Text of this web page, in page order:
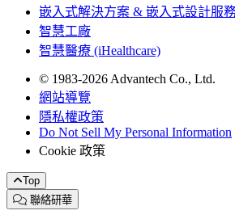
嵌入式解決方案 & 嵌入式設計服
智慧工廠
智慧醫療 (iHealthcare)
© 1983-2026 Advantech Co., Ltd.
網站導覽
隱私權政策
Do Not Sell My Personal Information
Cookie 政策
Top
聯絡研華